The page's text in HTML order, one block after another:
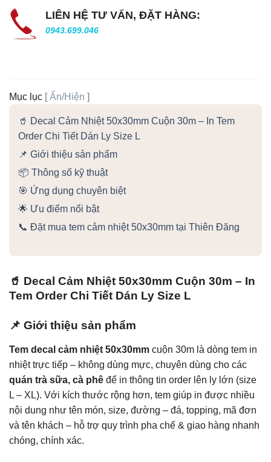
LIÊN HỆ TƯ VẤN, ĐẶT HÀNG:
0943.699.046
Mục lục [Ẩn/Hiện ]
🥤 Decal Cảm Nhiệt 50x30mm Cuộn 30m – In Tem
Order Chi Tiết Dán Ly Size L
📌 Giới thiệu sản phẩm
📦 Thông số kỹ thuật
🎯 Ứng dụng chuyên biệt
🌟 Ưu điểm nổi bật
📞 Đặt mua tem cảm nhiệt 50x30mm tại Thiên Đăng
🥤 Decal Cảm Nhiệt 50x30mm Cuộn 30m – In
Tem Order Chi Tiết Dán Ly Size L
📌 Giới thiệu sản phẩm
Tem decal cảm nhiệt 50x30mm cuộn 30m là dòng tem in
nhiệt trực tiếp – không dùng mực, chuyên dùng cho các
quán trà sữa, cà phê để in thông tin order lên ly lớn (size
L – XL). Với kích thước rộng hơn, tem giúp in được nhiều
nội dung như tên món, size, đường – đá, topping, mã đơn
và tên khách – hỗ trợ quy trình pha chế & giao hàng nhanh
chóng, chính xác.